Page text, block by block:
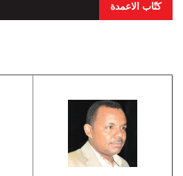
كتّاب الاعمدة